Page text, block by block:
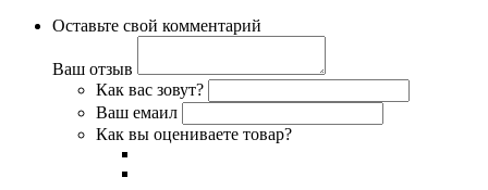
Оставьте свой комментарий
Ваш отзыв
Как вас зовут?
Ваш емаил
Как вы оцениваете товар?